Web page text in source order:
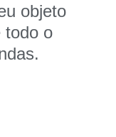
objeto
todo o